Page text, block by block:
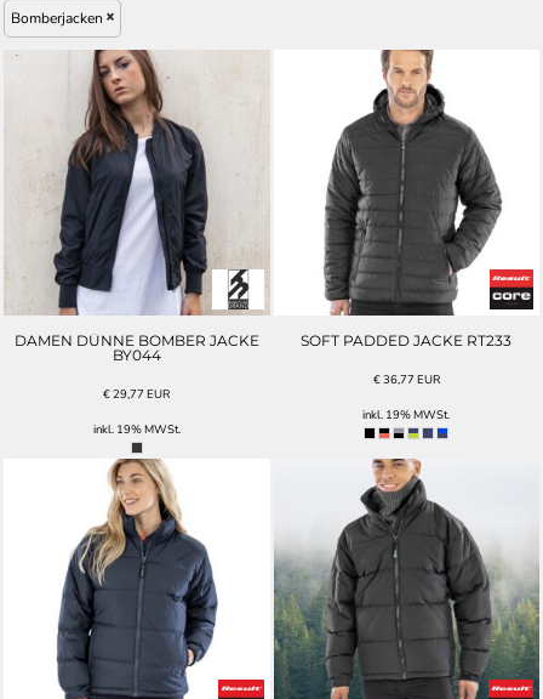
Bomberjacken
DAMEN DÜNNE BOMBER JACKE
BY044
€29,77EUR
inkl. 19% MWSt.
SOFT PADDED JACKE RT233
€36,77 EUR
inkl. 19% MWSt.